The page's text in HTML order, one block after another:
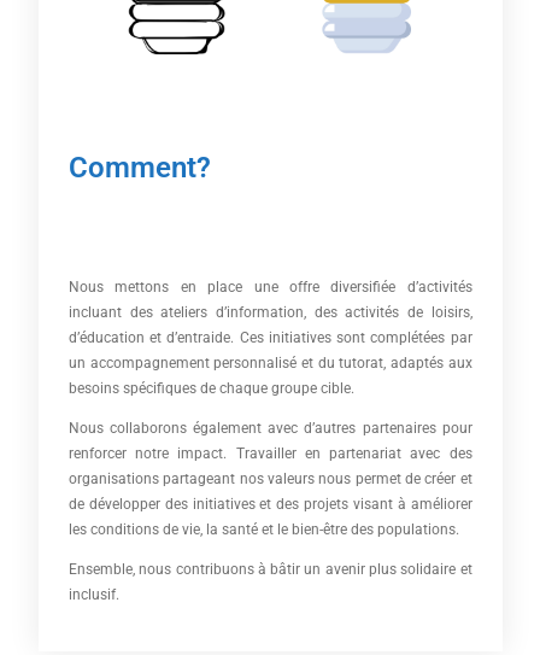
Comment?
Nous mettons en place une offre diversifiée d’activités
incluant des ateliers d’information, des activités de loisirs,
d’éducation et d’entraide. Ces initiatives sont complétées par
un accompagnement personnalisé et du tutorat, adaptés aux
besoins spécifiques de chaque groupe cible.
Nous collaborons également avec d’autres partenaires pour
renforcer notre impact. Travailler en partenariat avec des
organisations partageant nos valeurs nous permet de créer et
de développer des initiatives et des projets visant à améliorer
les conditions de vie, la santé et le bien-être des populations.
Ensemble, nous contribuons à bâtir un avenir plus solidaire et
inclusif.